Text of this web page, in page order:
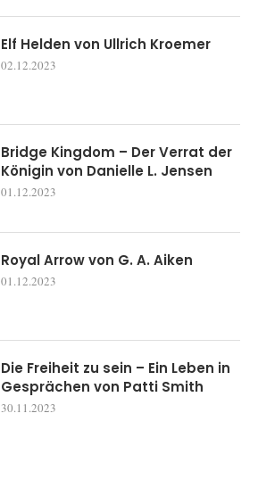
Elf Helden von Ullrich Kroemer
02.12.2023
Bridge Kingdom – Der Verrat der
Königin von Danielle L. Jensen
01.12.2023
Royal Arrow von G. A. Aiken
01.12.2023
Die Freiheit zu sein – Ein Leben in
Gesprächen von Patti Smith
30.11.2023